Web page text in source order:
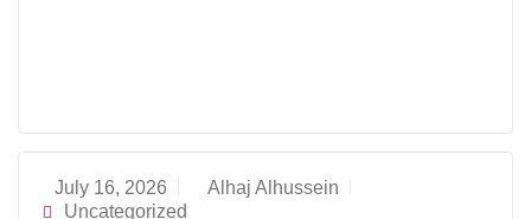
July 16, 2026
Alhaj Alhussein
Uncategorized